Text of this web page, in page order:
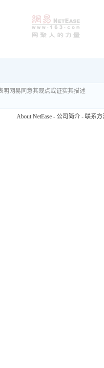
明网易同意其观点或证实其描述
About NetEase - 公司简介 - 联系方